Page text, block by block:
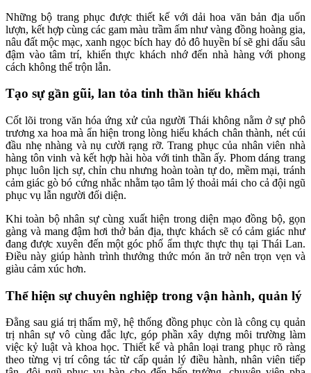
Những bộ trang phục được thiết kế với dải hoa văn bản địa uốn
lượn, kết hợp cùng các gam màu trầm ấm như vàng đồng hoàng gia,
nâu đất mộc mạc, xanh ngọc bích hay đỏ đô huyền bí sẽ ghi dấu sâu
đậm vào tâm trí, khiến thực khách nhớ đến nhà hàng với phong
cách không thể trộn lẫn.
Tạo sự gần gũi, lan tỏa tinh thần hiếu khách
Cốt lõi trong văn hóa ứng xử của người Thái không nằm ở sự phô
trương xa hoa mà ẩn hiện trong lòng hiếu khách chân thành, nét cúi
đầu nhẹ nhàng và nụ cười rạng rỡ. Trang phục của nhân viên nhà
hàng tôn vinh và kết hợp hài hòa với tinh thần ấy. Phom dáng trang
phục luôn lịch sự, chỉn chu nhưng hoàn toàn tự do, mềm mại, tránh
cảm giác gò bó cứng nhắc nhằm tạo tâm lý thoải mái cho cả đội ngũ
phục vụ lẫn người đối diện.
Khi toàn bộ nhân sự cùng xuất hiện trong diện mạo đồng bộ, gọn
gàng và mang đậm hơi thở bản địa, thực khách sẽ có cảm giác như
đang được xuyên đến một góc phố ẩm thực thực thụ tại Thái Lan.
Điều này giúp hành trình thưởng thức món ăn trở nên trọn vẹn và
giàu cảm xúc hơn.
Thể hiện sự chuyên nghiệp trong vận hành, quản lý
Đằng sau giá trị thẩm mỹ, hệ thống đồng phục còn là công cụ quản
trị nhân sự vô cùng đắc lực, góp phần xây dựng môi trường làm
việc kỷ luật và khoa học. Thiết kế và phân loại trang phục rõ ràng
theo từng vị trí công tác từ cấp quản lý điều hành, nhân viên tiếp